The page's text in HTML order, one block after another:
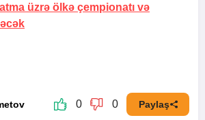
üzrə ölkə çempionatı və
0 0 Paylaş